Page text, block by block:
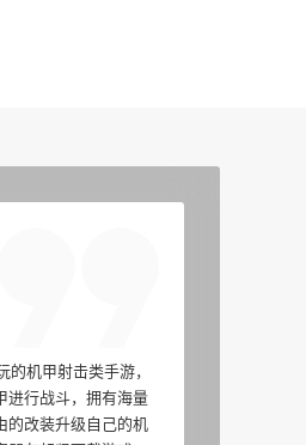
机甲射击类手游，
进行战斗，拥有海量
的改装升级自己的机